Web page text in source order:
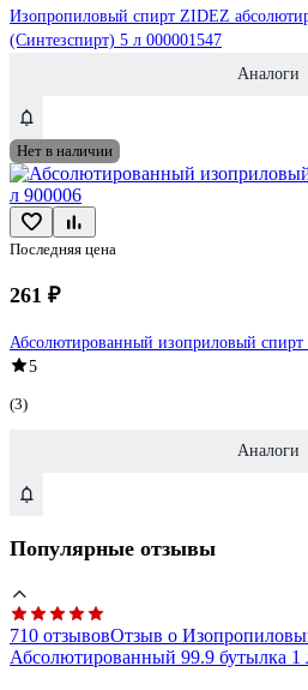
Изопропиловый спирт ZIDEZ
(Синтезспирт) 5 л 000001547
Аналоги
Нет в наличии
Последняя цена
261 ₽
Абсолютированный изоприловый
5
(3)
Аналоги
Популярные отзывы
710 отзывовОтзыв о
Абсолютированный 99.9 бутылка